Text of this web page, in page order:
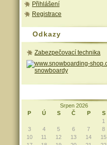
Přihlášení
Registrace
Odkazy
Zabezpečovací technika
Srpen 2026
P
Ú S Č P S
1
3
4 5 6 7 8
10
11 12 13 14 15